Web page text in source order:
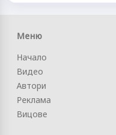
Меню
Начало
Видео
Автори
Реклама
Вицове